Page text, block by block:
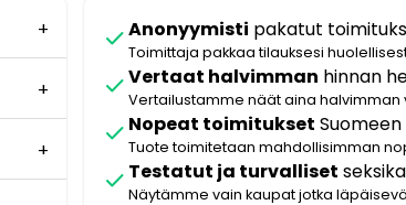
checkAnonyymisti pakatut
Toimittaja pakkaa tilauksesi
checkVertaat halvimman hinnan
Vertailustamme näät aina
check Nopeat toimitukset Suomeen
Tuote toimitetaan mahdollisimman
check Testatut ja turvalliset
Näytämme vain kaupat jotka